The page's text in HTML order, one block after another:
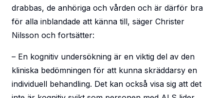
drabbas, de anhöriga och vården och är därför bra
för alla inblandade att känna till, säger Christer
Nilsson och fortsätter:
– En kognitiv undersökning är en viktig del av den
kliniska bedömningen för att kunna skräddarsy en
individuell behandling. Det kan också visa sig att det